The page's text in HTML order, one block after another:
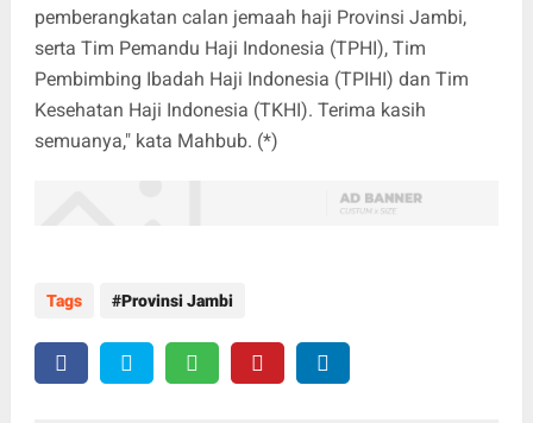
pemberangkatan calan jemaah haji Provinsi Jambi,
serta Tim Pemandu Haji Indonesia (TPHI), Tim
Pembimbing Ibadah Haji Indonesia (TPIHI) dan Tim
Kesehatan Haji Indonesia (TKHI). Terima kasih
semuanya," kata Mahbub. (*)
Tags Provinsi Jambi